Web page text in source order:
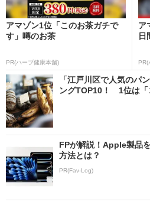
アマゾン1位「このお茶ガチで
す」噂のお茶
PR(ハーブ健康本舗)
ア
日
PR(
「江戸川区で人気のパ
ングTOP10！ 1位は「
FPが解説！Apple製品
方法とは？
PR(Fav-Log)